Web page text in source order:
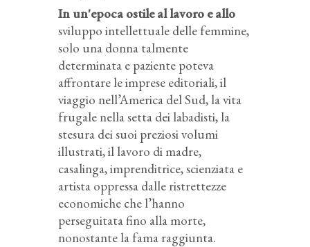
In un'epoca ostile al lavoro e allo
sviluppo intellettuale delle femmine,
solo una donna talmente
determinata e paziente poteva
affrontare le imprese editoriali, il
viaggio nell’America del Sud, la vita
frugale nella setta dei labadisti, la
stesura dei suoi preziosi volumi
illustrati, il lavoro di madre,
casalinga, imprenditrice, scienziata e
artista oppressa dalle ristrettezze
economiche che l’hanno
perseguitata fino alla morte,
nonostante la fama raggiunta.